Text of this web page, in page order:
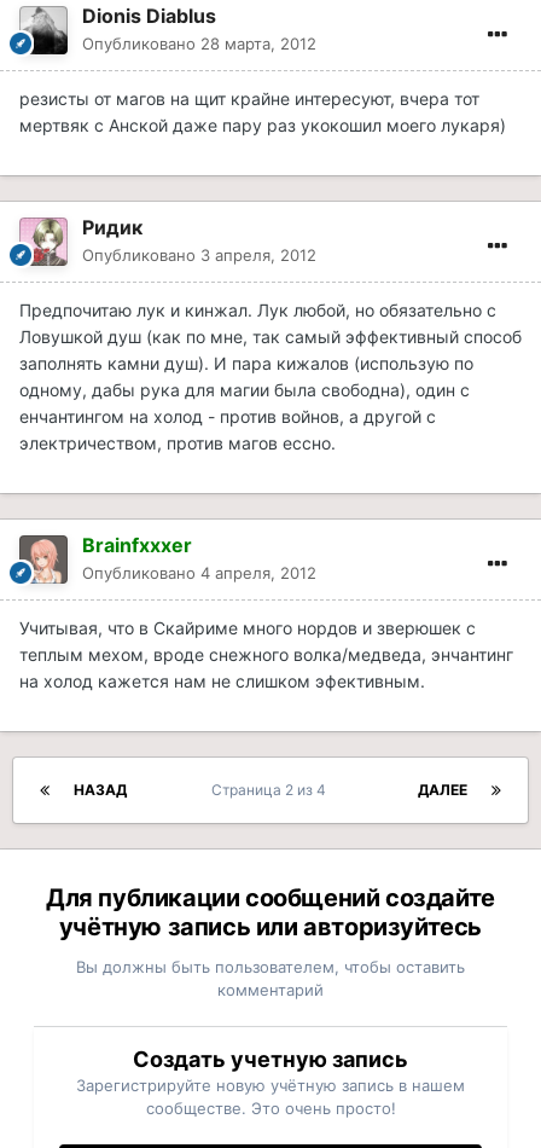
Dionis Diablus
Опубликовано 28 марта, 2012
резисты от магов на щит крайне интересуют, вчера тот
мертвяк с Анской даже пару раз укокошил моего лукаря)
Ридик
Опубликовано 3 апреля, 2012
Предпочитаю лук и кинжал. Лук любой, но обязательно с
Ловушкой душ (как по мне, так самый эффективный способ
заполнять камни душ). И пара кижалов (использую по
одному, дабы рука для магии была свободна), один с
енчантингом на холод - против войнов, а другой с
электричеством, против магов ессно.
Brainfxxxer
Опубликовано 4 апреля, 2012
Учитывая, что в Скайриме много нордов и зверюшек с
теплым мехом, вроде снежного волка/медведа, энчантинг
на холод кажется нам не слишком эфективным.
НАЗАД ДАЛЕЕ
Страница 2 из 4
Для публикации сообщений создайте
учётную запись или авторизуйтесь
Вы должны быть пользователем, чтобы оставить
комментарий
Создать учетную запись
Зарегистрируйте новую учётную запись в нашем
сообществе. Это очень просто!